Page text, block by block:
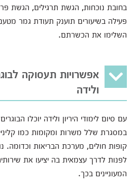
בחובת נוכחות, הגשת תרגילים, הגשת
פעילה בשיעורים תוענק תעודת גמר
השלימו את הכשרתם.
אפשרויות תעסוקה
ולידה
עם סיום לימודי היריון ולידה יוכלו
במסגרת שלל משרות ומקומות כמו
קופות חולים, מערכת הבריאות וכדומה.
לפנות לדרך עצמאית בה יציעו את
המעוניינים בכך.